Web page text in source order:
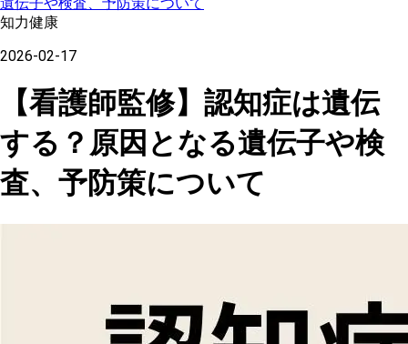
知力健康
2026-02-17
【看護師監修】認知症は遺伝
する？原因となる遺伝子や検
査、予防策について